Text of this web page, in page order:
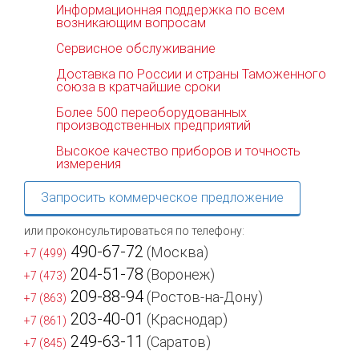
Информационная поддержка по всем
возникающим вопросам
Сервисное обслуживание
Доставка по России и страны Таможенного
союза в кратчайшие сроки
Более 500 переоборудованных
производственных предприятий
Высокое качество приборов и точность
измерения
Запросить коммерческое предложение
или проконсультироваться по телефону:
+7 (499) 490-67-72 (Москва)
+7 (473) 204-51-78 (Воронеж)
+7 (863) 209-88-94 (Ростов-на-Дону)
+7 (861) 203-40-01 (Краснодар)
+7 (845) 249-63-11 (Саратов)